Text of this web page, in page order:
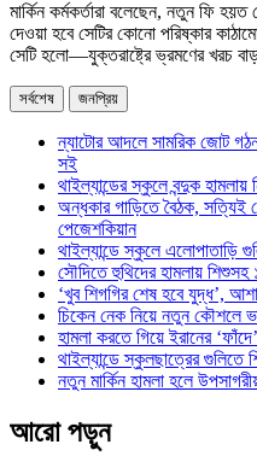
মার্কিন কর্মকর্তারা বলেছেন, নতুন ফি
দেওয়া হবে সেটির কোনো পরিষ্কার
সেটি হলো—যুক্তরাষ্ট্রে ভ্রমণের খরচ
সর্বশেষ জনপ্রিয়
ন্যাটোর আদলে সামরিক জোট
সই
থাইল্যান্ডের স্কুলে বন্দুক
অন্ধকার গাড়িতে বৈঠক, সত্যিই
পেজেশকিয়ান
থাইল্যান্ডে স্কুলে এলোপাতাড়ি
সৌদিতে হুথিদের হামলায়
‘খুব শিগগির শেষ হবে যুদ্ধ’,
চিকেন নেক নিয়ে নতুন কৌশলে
হামলা করতে গিয়ে ইরানের
থাইল্যান্ডে স্কুলছাত্রের
নতুন মার্কিন হামলা হলে
আরো পড়ুন